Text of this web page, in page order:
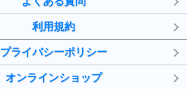
利用規約
プライバシーポリシー
オンラインショップ